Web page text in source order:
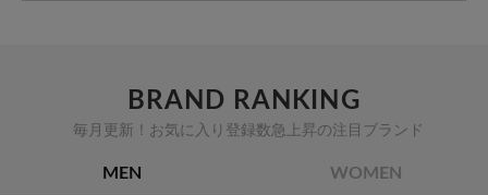
BRAND RANKING
毎月更新！お気に入り登録数急上昇の注目ブランド
MEN WOMEN